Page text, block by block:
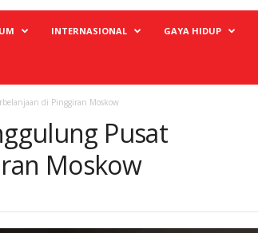
INTERNASIONAL GAYA HIDUP
di Pinggiran Moskow
Pusat
Moskow